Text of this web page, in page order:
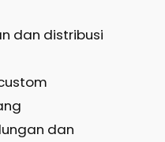
dan distribusi
dan